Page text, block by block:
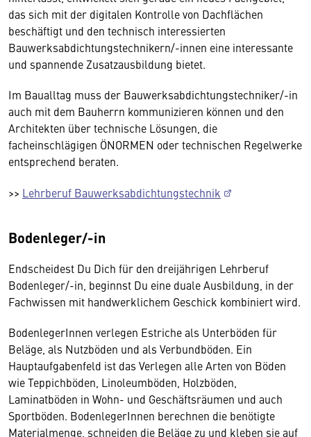
das sich mit der digitalen Kontrolle von Dachflächen
beschäftigt und den technisch interessierten
Bauwerksabdichtungstechnikern/-innen eine interessante
und spannende Zusatzausbildung bietet.
Im Baualltag muss der Bauwerksabdichtungstechniker/-in
auch mit dem Bauherrn kommunizieren können und den
Architekten über technische Lösungen, die
facheinschlägigen ÖNORMEN oder technischen Regelwerke
entsprechend beraten.
>> Lehrberuf Bauwerksabdichtungstechnik
Bodenleger/-in
Endscheidest Du Dich für den dreijährigen Lehrberuf
Bodenleger/-in, beginnst Du eine duale Ausbildung, in der
Fachwissen mit handwerklichem Geschick kombiniert wird.
BodenlegerInnen verlegen Estriche als Unterböden für
Beläge, als Nutzböden und als Verbundböden. Ein
Hauptaufgabenfeld ist das Verlegen alle Arten von Böden
wie Teppichböden, Linoleumböden, Holzböden,
Laminatböden in Wohn- und Geschäftsräumen und auch
Sportböden. BodenlegerInnen berechnen die benötigte
Materialmenge, schneiden die Beläge zu und kleben sie auf